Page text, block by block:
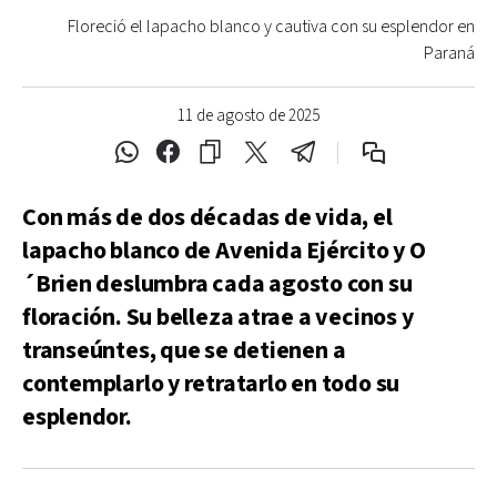
11 de agosto de 2025
Floreció el lapacho blanco y cautiva con su esplendor en
Paraná
Con más de dos décadas de vida, el
lapacho blanco de Avenida Ejército y O
´Brien deslumbra cada agosto con su
floración. Su belleza atrae a vecinos y
transeúntes, que se detienen a
contemplarlo y retratarlo en todo su
esplendor.